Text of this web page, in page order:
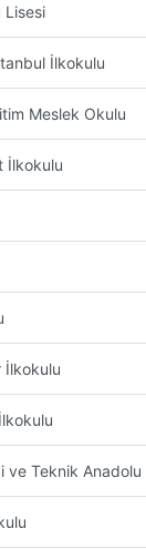
Lisesi
İlkokulu
Meslek Okulu
İlkokulu
İlkokulu
ve Teknik